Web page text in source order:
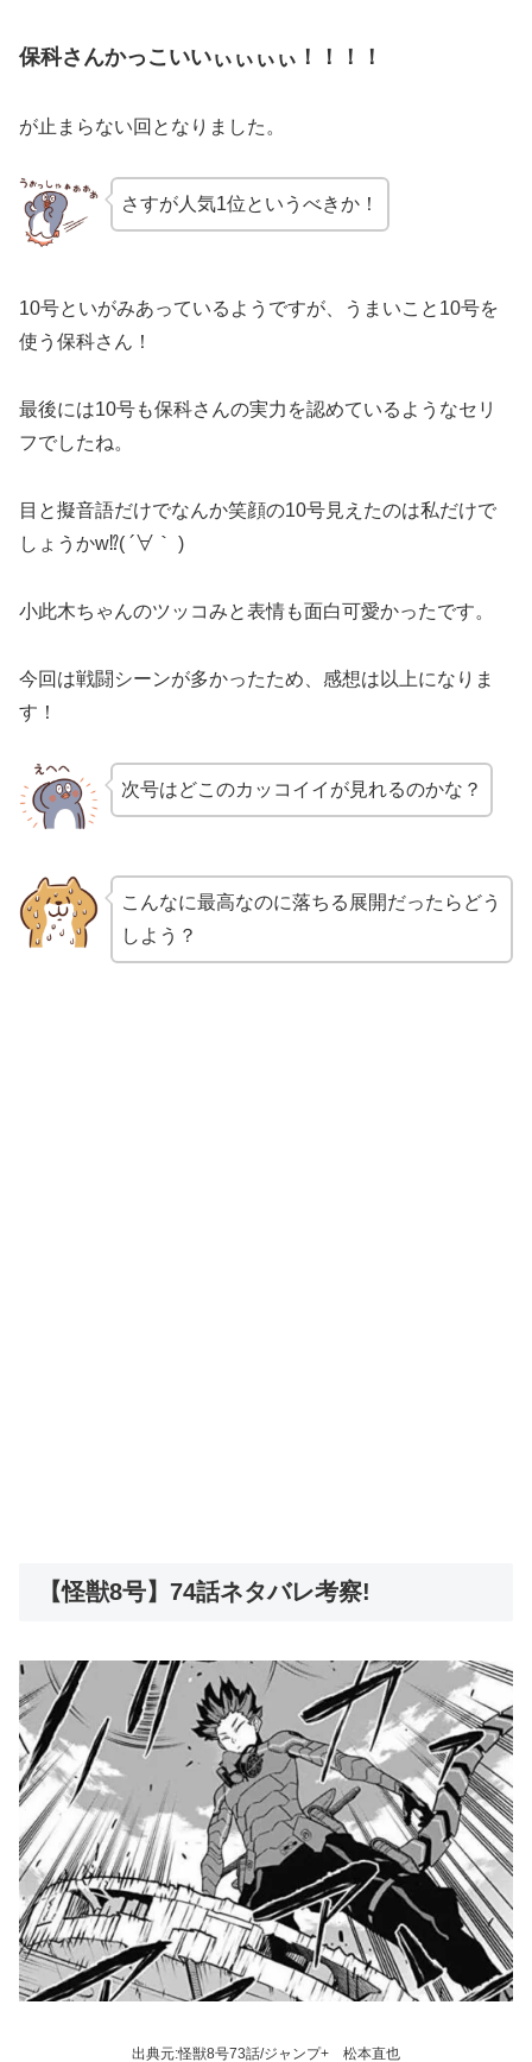
保科さんかっこいいぃぃぃぃ！！！！
が止まらない回となりました。
さすが人気1位というべきか！
10号といがみあっているようですが、うまいこと10号を
使う保科さん！
最後には10号も保科さんの実力を認めているようなセリ
フでしたね。
目と擬音語だけでなんか笑顔の10号見えたのは私だけで
しょうかw⁉( ´∀｀ )
小此木ちゃんのツッコみと表情も面白可愛かったです。
今回は戦闘シーンが多かったため、感想は以上になりま
す！
次号はどこのカッコイイが見れるのかな？
こんなに最高なのに落ちる展開だったらどう
しよう？
【怪獣8号】74話ネタバレ考察!
出典元:怪獣8号73話/ジャンプ+ 松本直也